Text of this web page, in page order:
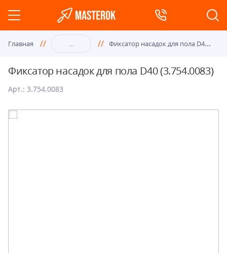
Главная ... Фик
сатор насадок для пола D40 (3.754.0083)
Фиксатор насадок для пола D40 (3.754.0083)
Арт.: 3.754.0083